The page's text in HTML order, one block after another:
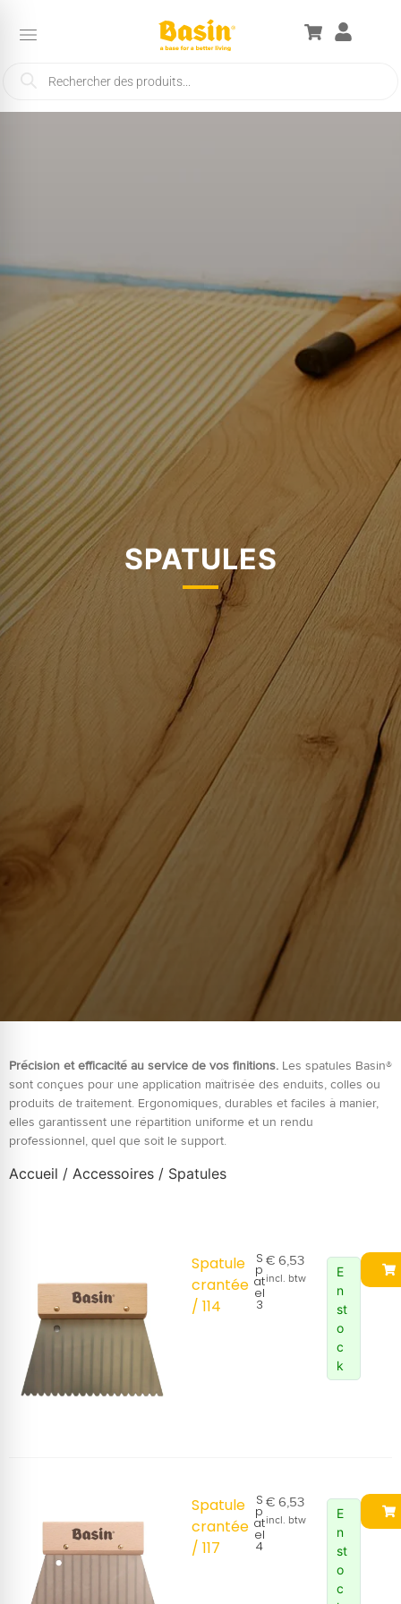
SPATULES
Précision et efficacité au service de vos finitions. Les spatules Basin®
sont conçues pour une application maîtrisée des enduits, colles ou
produits de traitement. Ergonomiques, durables et faciles à manier,
elles garantissent une répartition uniforme et un rendu
professionnel, quel que soit le support.
Accueil / Accessoires / Spatules
Spatule
crantée
/ 114
S
p
at
el
3
€ 6,53
incl. btw
E
n
st
o
c
k
Spatule
crantée
/ 117
S
p
at
el
4
€ 6,53
incl. btw
E
n
st
o
c